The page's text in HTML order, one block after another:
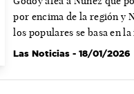
por encima de la región y
los populares se basa en
Las Noticias - 18/01/2026